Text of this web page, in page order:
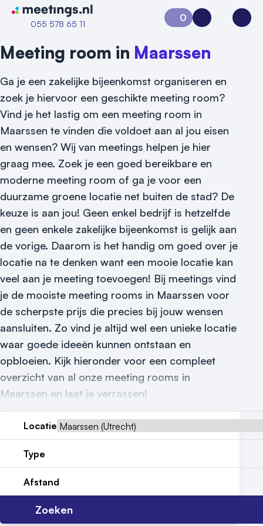
Naar home van Meetings
055 578 65 11
Vraag locatie aan
Locatiegids
Meld locatie aan
Nieuws
Reviews (5⭐️)
Contact
0
Aanvraag 0Inloggen
Meeting room in Maarssen
Ga je een zakelijke bijeenkomst organiseren en
zoek je hiervoor een geschikte meeting room?
Vind je het lastig om een meeting room in
Maarssen te vinden die voldoet aan al jou eisen
en wensen? Wij van meetings helpen je hier
graag mee. Zoek je een goed bereikbare en
moderne meeting room of ga je voor een
duurzame groene locatie net buiten de stad? De
keuze is aan jou! Geen enkel bedrijf is hetzelfde
en geen enkele zakelijke bijeenkomst is gelijk aan
de vorige. Daarom is het handig om goed over je
locatie na te denken want een mooie locatie kan
veel aan je meeting toevoegen! Bij meetings vind
je de mooiste meeting rooms in Maarssen voor
de scherpste prijs die precies bij jouw wensen
aansluiten. Zo vind je altijd wel een unieke locatie
waar goede ideeën kunnen ontstaan en
opbloeien. Kijk hieronder voor een compleet
overzicht van al onze meeting rooms in
Maarssen en laat je verrassen!
Locatie
Type
Afstand
Zoeken